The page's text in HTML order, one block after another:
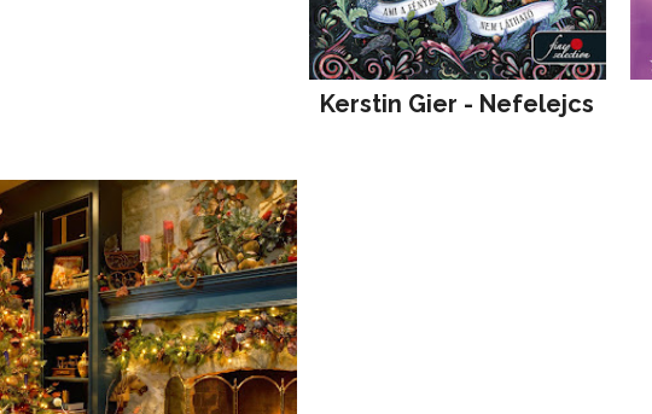
Kerstin Gier - Nefelejcs